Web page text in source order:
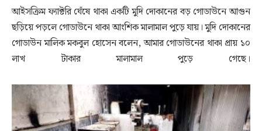
আইসক্রিম ফ্যাক্টরি ঘেঁষে থাকা একটি মুদি দোকানের বড় গোডাউনে আগুন
ছড়িয়ে পড়লে গোডাউনে থাকা আংশিক মালামাল পুড়ে যায়। মুদি দোকানের
গোডাউন মালিক মকবুল হোসেন বলেন, আমার গোডাউনের থাকা প্রায় ১০
লাখ টাকার মালামাল পুড়ে গেছে।